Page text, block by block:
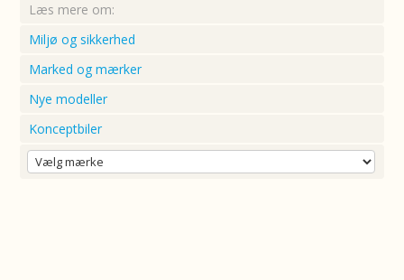
Læs mere om:
Miljø og sikkerhed
Marked og mærker
Nye modeller
Konceptbiler